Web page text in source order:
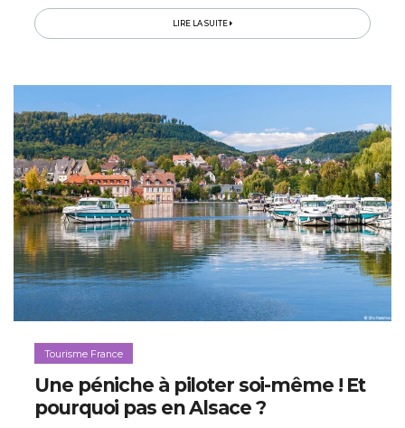
LIRE LA SUITE
Tourisme France
Une péniche à piloter soi-même ! Et
pourquoi pas en Alsace ?